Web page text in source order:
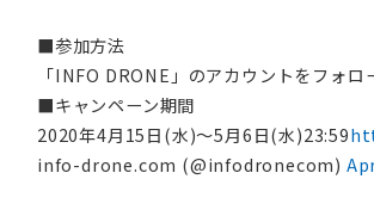
■参加方法
「INFO DRONE」のアカウントをフォ
■キャンペーン期間
2020年4月15日(水)〜5月6日(水)23:59
info-drone.com (@infodronecom)